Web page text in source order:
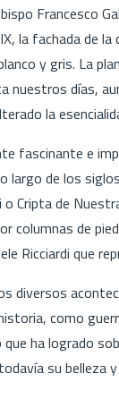
Francesco
la fachada de
y gris. La
nuestros días,
la
fascinante e
largo de los
Cripta de
columnas de
Ricciardi que
diversos
como
ha logrado
su belleza